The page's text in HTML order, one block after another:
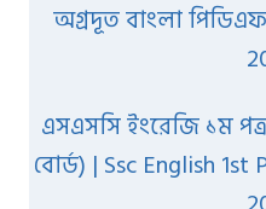
অগ্রদূত বাংলা
এসএসসি ইংরেজি ১ম
বোর্ড) | Ssc English